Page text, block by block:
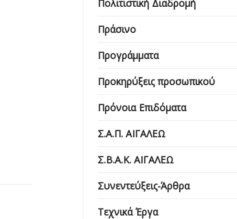
Πολιτιστική Διαδρομή
Πράσινο
Προγράμματα
Προκηρύξεις προσωπικού
Πρόνοια Επιδόματα
Σ.Α.Π. ΑΙΓΑΛΕΩ
Σ.Β.Α.Κ. ΑΙΓΑΛΕΩ
Συνεντεύξεις-Άρθρα
Τεχνικά Έργα